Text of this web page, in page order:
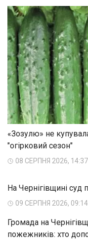
«Зозулю» не
"огірковий сезон"
08 СЕРПНЯ 2026, 14:37
На Чернігівщині суд
09 СЕРПНЯ 2026, 09:14
Громада на
пожежників: хто